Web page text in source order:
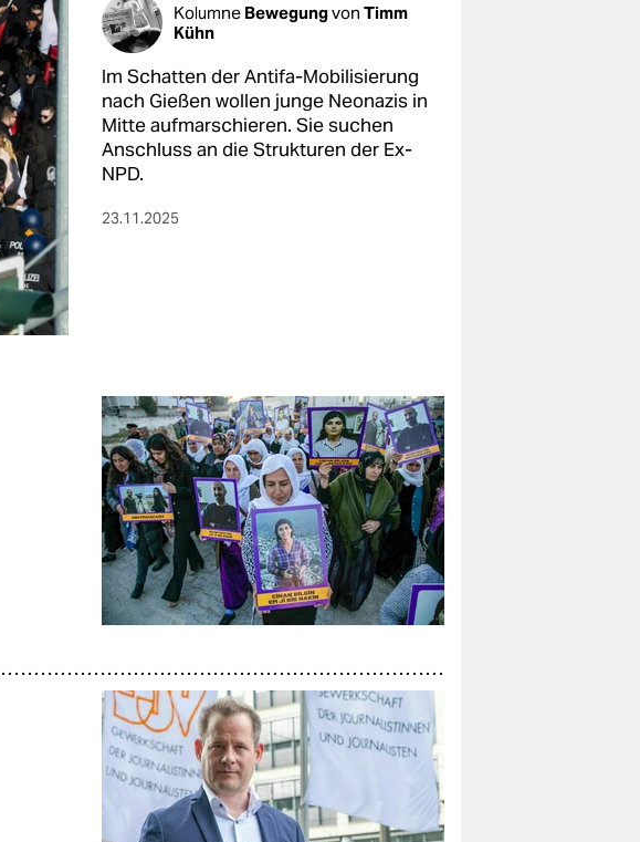
Kolumne Bewegungvon Timm
Kühn
Im Schatten der Antifa-Mobilisierung
nach Gießen wollen junge Neonazis in
Mitte aufmarschieren. Sie suchen
Anschluss an die Strukturen der Ex-
NPD.
23.11.2025